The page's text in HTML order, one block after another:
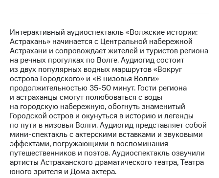
и акционерам
Корпоративное
управление
Корпоративный
секретарь
Раскрытие
информации
Информация
акционерам
Документы
ПАО
"МТС"
Собрания
акционеров
Личный
Интерактивный аудиоспектакль «Волжские истории:
Астрахань» начинается с Центральной набережной
Астрахани и сопровождает жителей и туристов региона
на речных прогулках по Волге. Аудиогид состоит
из двух популярных водных маршрутов «Вокруг
острова Городского» и «В низовья Волги»
продолжительностью 35-50 минут. Гости региона
и астраханцы смогут полюбоваться с воды
на городскую набережную, обогнуть знаменитый
Городской остров и окунуться в историю и легенды
по пути в низовья Волги. Аудиогид представляет собой
мини-спектакль с актерскими вставками и звуковыми
эффектами, погружающими в воспоминания
путешественников и поэтов. Аудиоспектакль озвучили
артисты Астраханского драматического театра, Театра
юного зрителя и Дома актера.